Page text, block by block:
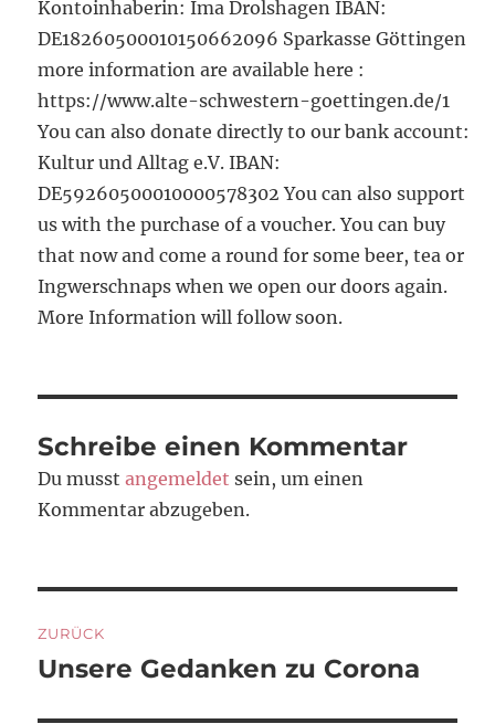
Kontoinhaberin: Ima Drolshagen IBAN:
DE18260500010150662096 Sparkasse Göttingen
more information are available here :
https://www.alte-schwestern-goettingen.de/1
You can also donate directly to our bank account:
Kultur und Alltag e.V. IBAN:
DE59260500010000578302 You can also support
us with the purchase of a voucher. You can buy
that now and come a round for some beer, tea or
Ingwerschnaps when we open our doors again.
More Information will follow soon.
Schreibe einen Kommentar
Du musstangemeldet sein, um einen
Kommentar abzugeben.
ZURÜCK
Vorheriger
Unsere Gedanken zu Corona